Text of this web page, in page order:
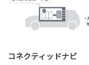
コネクティッドナビ